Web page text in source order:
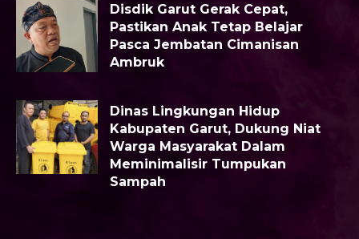
Disdik Garut Gerak Cepat,
Pastikan Anak Tetap Belajar
Pasca Jembatan Cimanisan
Ambruk
Dinas Lingkungan Hidup
Kabupaten Garut, Dukung Niat
Warga Masyarakat Dalam
Meminimalisir Tumpukan
Sampah